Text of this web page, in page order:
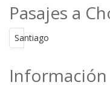
Pasajes a
Santiago